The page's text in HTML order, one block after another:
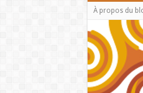
À propos du